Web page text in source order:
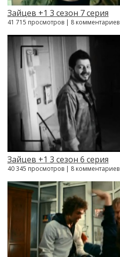
Зайцев +1 3 сезон 7 серия
41 715 просмотров | 8 комментариев
Зайцев +1 3 сезон 6 серия
40 345 просмотров | 8 комментариев